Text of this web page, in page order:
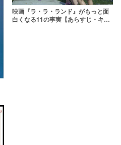
映画『ラ・ラ・ランド』がもっと面
白くなる11の事実【あらすじ・キャ